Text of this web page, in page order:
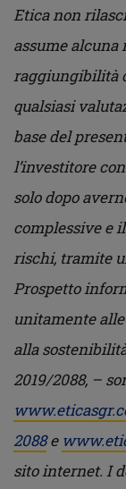
Etica non
assume
raggiungibilità
qualsiasi
base del
l’investitore
solo dopo
complessive e
rischi, tramite
Prospetto
unitamente
alla
2019/2088, –
2088e
sito internet. I